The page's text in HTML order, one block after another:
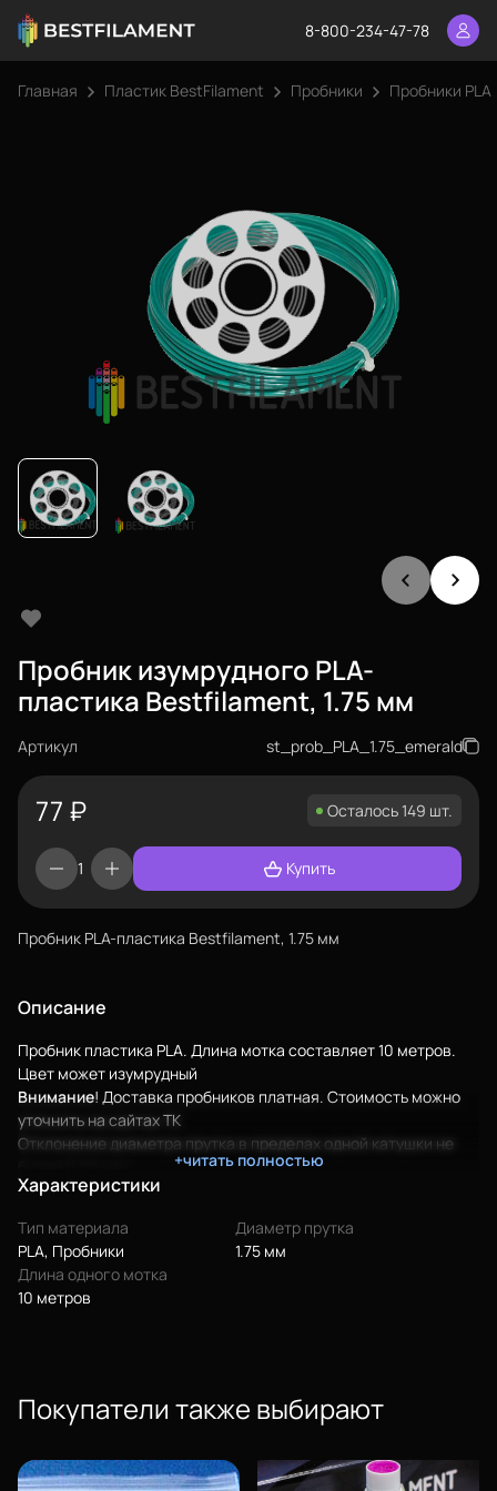
8-800-234-47-78
Главная Пластик BestFilament Пробники Пробники PLA
Пробник изумрудного PLA-
пластика Bestfilament, 1.75 мм
Артикул st_prob_PLA_1.75_emerald
77 ₽ Осталось 149 шт.
Купить
Пробник PLA-пластика Bestfilament, 1.75 мм
Описание
Пробник пластика PLA. Длина мотка составляет 10 метров.
Цвет может изумрудный
Внимание! Доставка пробников платная. Стоимость можно
уточнить на сайтах ТК
Отклонение диаметра прутка в пределах одной катушки не
Самый экологичный пластик. Идеально подходит для печати
PLA-пластик представлен в различных цветах. Выбирайте
здесь!
Преимущества PLA Bestfilament
отличное скольжение деталей;
размягчения нити;
нет необходимости применять каптон для смазывания
+читать полностью
Характеристики
Тип материала
PLA, Пробники
Диаметр прутка
1.75 мм
Длина одного мотка
10 метров
Покупатели также выбирают
Еще
О нас
Сертификаты